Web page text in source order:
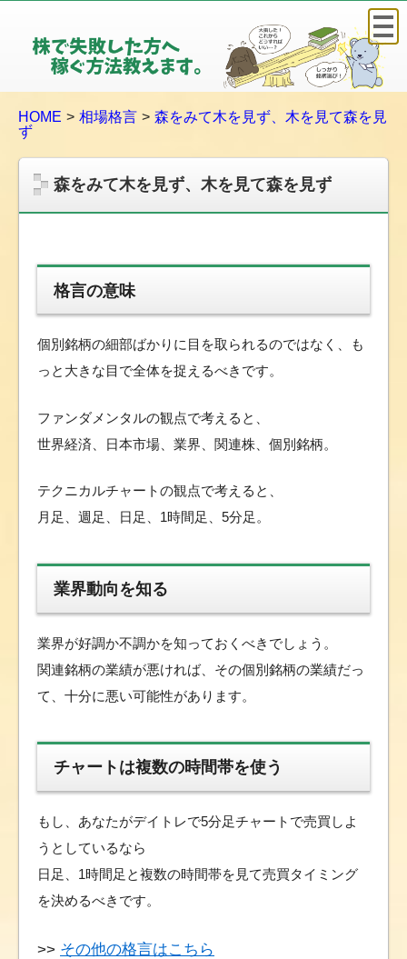
で
失
敗
し
へ
稼
教
ま
す
HOME 相場格言
森をみて木を見ず、木を見て森を見
ず
森をみて木を見ず、木を見て森を見ず
格言の意味
個別銘柄の細部ばかりに目を取られるのではなく、も
っと大きな目で全体を捉えるべきです。
ファンダメンタルの観点で考えると、
世界経済、日本市場、業界、関連株、個別銘柄。
テクニカルチャートの観点で考えると、
月足、週足、日足、1時間足、5分足。
業界動向を知る
業界が好調か不調かを知っておくべきでしょう。
関連銘柄の業績が悪ければ、その個別銘柄の業績だっ
て、十分に悪い可能性があります。
チャートは複数の時間帯を使う
もし、あなたがデイトレで5分足チャートで売買しよ
うとしているなら
日足、1時間足と複数の時間帯を見て売買タイミング
を決めるべきです。
>> その他の格言はこちら